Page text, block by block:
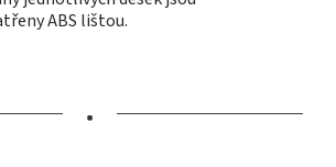
ABS lištou.
•